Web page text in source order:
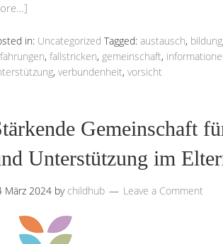
in: Uncategorized Tagged: austausch, bildung
, fallstricken, gemeinschaft,
, verbundenheit, vorsicht
Gemeinschaft
Unterstützung im
März 2024 by childhub Leave a Comment